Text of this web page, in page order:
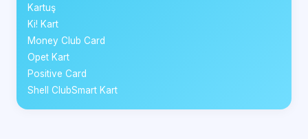
Kartuş
Ki! Kart
Money Club Card
Opet Kart
Positive Card
Shell ClubSmart Kart